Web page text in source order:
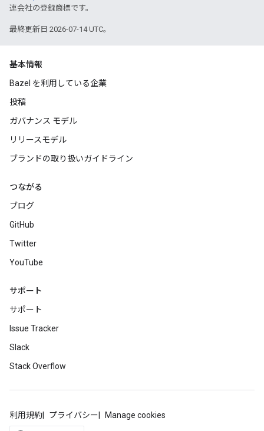
連会社の登録商標です。
最終更新日 2026-07-14 UTC。
基本情報
Bazel を利用している企業
投稿
ガバナンス モデル
リリースモデル
ブランドの取り扱いガイドライン
つながる
ブログ
GitHub
Twitter
YouTube
サポート
サポート
Issue Tracker
Slack
Stack Overflow
利用規約 プライバシー Manage cookies